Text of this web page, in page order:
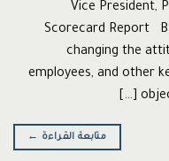
Vice President,
Scorecard Report
changing the
employees, and other
متابعة القراءة ←